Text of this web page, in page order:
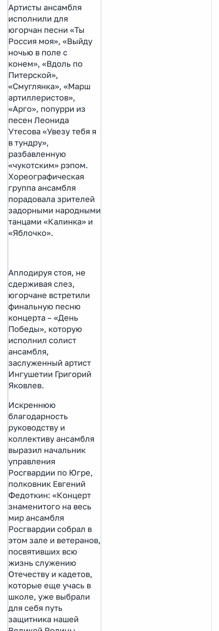
Артисты ансамбля
исполнили для
югорчан песни «Ты
Россия моя», «Выйду
ночью в поле с
конем», «Вдоль по
Питерской»,
«Смуглянка», «Марш
артиллеристов»,
«Арго», попурри из
песен Леонида
Утесова «Увезу тебя я
в тундру»,
разбавленную
«чукотским» рэпом.
Хореографическая
группа ансамбля
порадовала зрителей
задорными народными
танцами «Калинка» и
«Яблочко».
Аплодируя стоя, не
сдерживая слез,
югорчане встретили
финальную песню
концерта – «День
Победы», которую
исполнил солист
ансамбля,
заслуженный артист
Ингушетии Григорий
Яковлев.
Искреннюю
благодарность
руководству и
коллективу ансамбля
выразил начальник
управления
Росгвардии по Югре,
полковник Евгений
Федоткин: «Концерт
знаменитого на весь
мир ансамбля
Росгвардии собрал в
этом зале и ветеранов,
посвятивших всю
жизнь служению
Отечеству и кадетов,
которые еще учась в
школе, уже выбрали
для себя путь
защитника нашей